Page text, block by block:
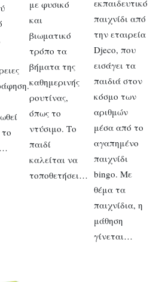
με φυσικό
και
βιωματικό
τρόπο τα
βήματα της
καθημερινής
ρουτίνας,
όπως το
ντύσιμο. Το
παιδί
καλείται να
τοποθετήσει…
εκπαιδευτικό
παιχνίδι από
την εταιρεία
Djeco, που
εισάγει τα
παιδιά στον
κόσμο των
αριθμών
μέσα από το
αγαπημένο
παιχνίδι
bingo. Με
θέμα τα
παιχνίδια, η
μάθηση
γίνεται…